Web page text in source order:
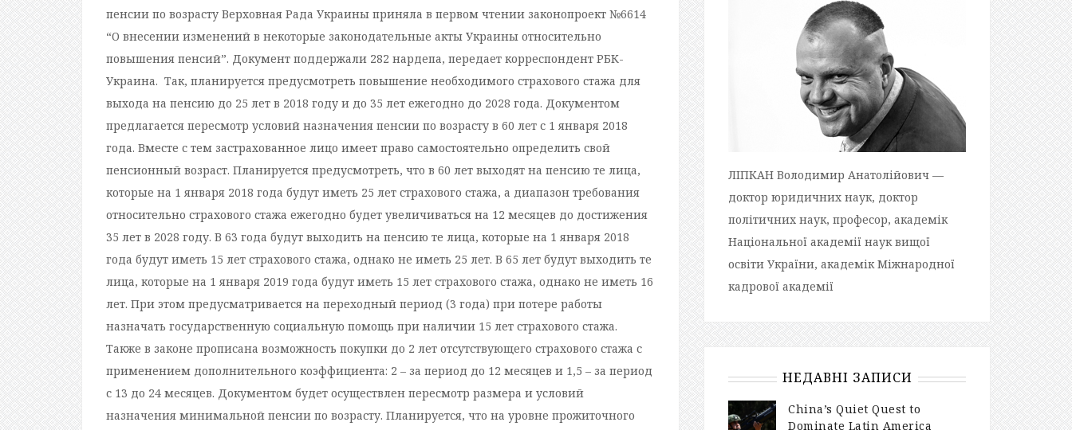
пенсии по возрасту Верховная Рада Украины приняла в первом чтении законопроект №6614
“О внесении изменений в некоторые законодательные акты Украины относительно
повышения пенсий”. Документ поддержали 282 нардепа, передает корреспондент РБК-
Украина. Так, планируется предусмотреть повышение необходимого страхового стажа для
выхода на пенсию до 25 лет в 2018 году и до 35 лет ежегодно до 2028 года. Документом
предлагается пересмотр условий назначения пенсии по возрасту в 60 лет с 1 января 2018
года. Вместе с тем застрахованное лицо имеет право самостоятельно определить свой
пенсионный возраст. Планируется предусмотреть, что в 60 лет выходят на пенсию те лица,
которые на 1 января 2018 года будут иметь 25 лет страхового стажа, а диапазон требования
относительно страхового стажа ежегодно будет увеличиваться на 12 месяцев до достижения
35 лет в 2028 году. В 63 года будут выходить на пенсию те лица, которые на 1 января 2018
года будут иметь 15 лет страхового стажа, однако не иметь 25 лет. В 65 лет будут выходить те
лица, которые на 1 января 2019 года будут иметь 15 лет страхового стажа, однако не иметь 16
лет. При этом предусматривается на переходный период (3 года) при потере работы
назначать государственную социальную помощь при наличии 15 лет страхового стажа.
Также в законе прописана возможность покупки до 2 лет отсутствующего страхового стажа с
применением дополнительного коэффициента: 2 – за период до 12 месяцев и 1,5 – за период
с 13 до 24 месяцев. Документом будет осуществлен пересмотр размера и условий
назначения минимальной пенсии по возрасту. Планируется, что на уровне прожиточного
ЛІПКАН Володимир Анатолійович —
доктор юридичних наук, доктор
політичних наук, професор, академік
Національної академії наук вищої
освіти України, академік Міжнародної
кадрової академії
НЕДАВНІ ЗАПИСИ
China’s Quiet Quest to
Dominate Latin America